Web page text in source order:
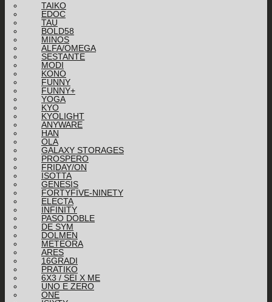
TAIKO
EDOC
TAU
BOLD58
MINOS
ALFA/OMEGA
SESTANTE
MODI
KONO
FUNNY
FUNNY+
YOGA
KYO
KYOLIGHT
ANYWARE
HAN
OLA
GALAXY STORAGES
PROSPERO
FRIDAY/ON
ISOTTA
GENESIS
FORTYFIVE-NINETY
ELECTA
INFINITY
PASO DOBLE
DE SYM
DOLMEN
METEORA
ARES
16GRADI
PRATIKO
6X3 / SEI X ME
UNO E ZERO
ONE